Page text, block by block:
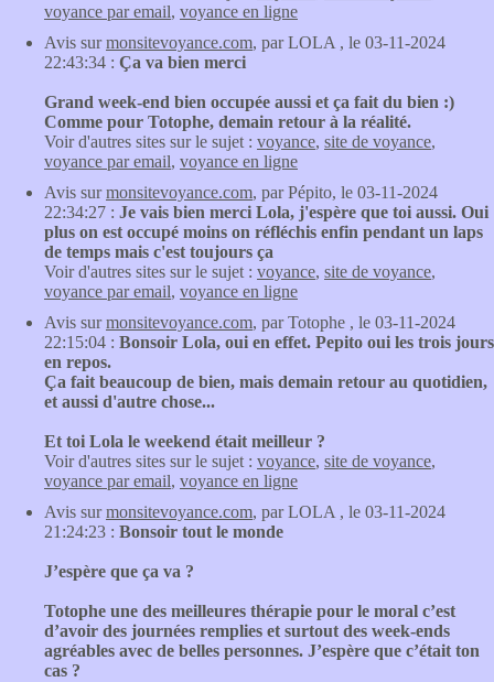
voyance par email, voyance en ligne
Avis surmonsitevoyance.com, par LOLA , le 03-11-2024
22:43:34 : Ça va bien merci
Grand week-end bien occupée aussi et ça fait du bien :)
Comme pour Totophe, demain retour à la réalité.
Voir d'autres sites sur le sujet : voyance, site de voyance,
voyance par email, voyance en ligne
Avis surmonsitevoyance.com, par Pépito, le 03-11-2024
22:34:27 : Je vais bien merci Lola, j'espère que toi aussi. Oui
plus on est occupé moins on réfléchis enfin pendant un laps
de temps mais c'est toujours ça
Voir d'autres sites sur le sujet : voyance, site de voyance,
voyance par email, voyance en ligne
Avis surmonsitevoyance.com, par Totophe , le 03-11-2024
22:15:04 : Bonsoir Lola, oui en effet. Pepito oui les trois jours
en repos.
Ça fait beaucoup de bien, mais demain retour au quotidien,
et aussi d'autre chose...
Et toi Lola le weekend était meilleur ?
Voir d'autres sites sur le sujet : voyance, site de voyance,
voyance par email, voyance en ligne
Avis surmonsitevoyance.com, par LOLA , le 03-11-2024
21:24:23 : Bonsoir tout le monde
J’espère que ça va ?
Totophe une des meilleures thérapie pour le moral c’est
d’avoir des journées remplies et surtout des week-ends
agréables avec de belles personnes. J’espère que c’était ton
cas ?